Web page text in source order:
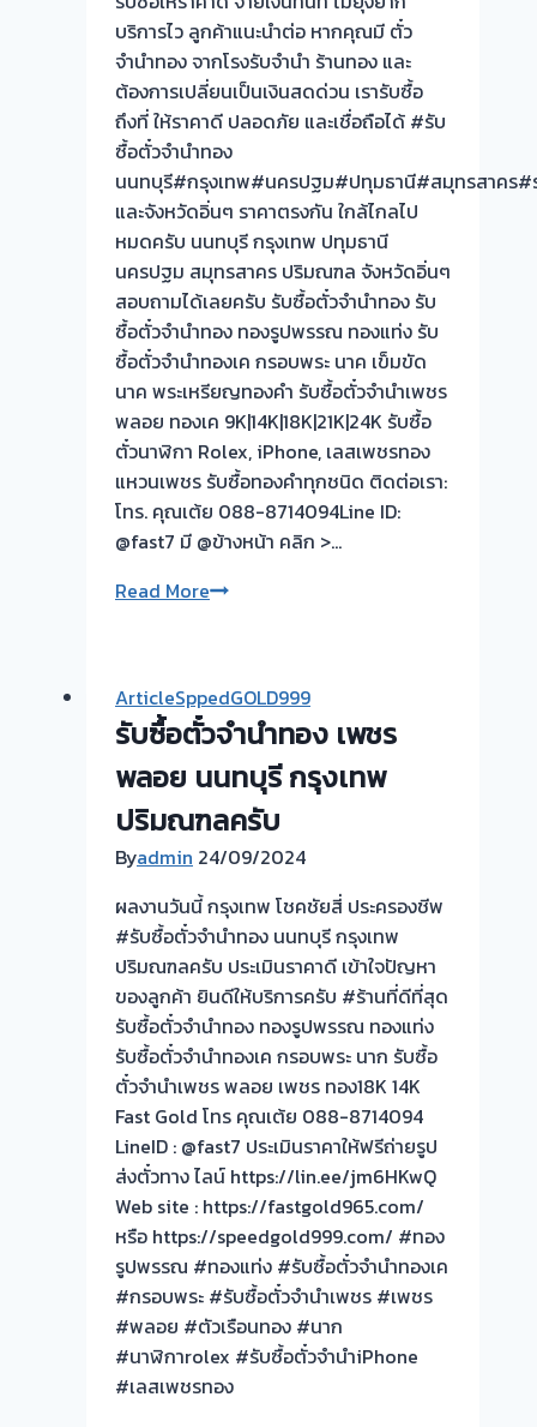
บริการไว ลูกค้าแนะนำต่อ หากคุณมี ตั๋ว
จำนำทอง จากโรงรับจำนำ ร้านทอง และ
ต้องการเปลี่ยนเป็นเงินสดด่วน เรารับซื้อ
ถึงที่ ให้ราคาดี ปลอดภัย และเชื่อถือได้ #รับ
ซื้อตั๋วจำนำทอง
นนทบุรี#กรุงเทพ#นครปฐม#ปทุมธานี#สมุทรสาคร#
และจังหวัดอิ่นๆ ราคาตรงกัน ใกล้ไกลไป
หมดครับ นนทบุรี กรุงเทพ ปทุมธานี
นครปฐม สมุทรสาคร ปริมณฑล จังหวัดอิ่นๆ
สอบถามได้เลยครับ รับซื้อตั๋วจำนำทอง รับ
ซื้อตั๋วจำนำทอง ทองรูปพรรณ ทองแท่ง รับ
ซื้อตั๋วจำนำทองเค กรอบพระ นาค เข็มขัด
นาค พระเหรียญทองคำ รับซื้อตั๋วจำนำเพชร
พลอย ทองเค 9K|14K|18K|21K|24K รับซื้อ
ตั๋วนาฬิกา Rolex, iPhone, เลสเพชรทอง
แหวนเพชร รับซื้อทองคำทุกชนิด ติดต่อเรา:
โทร. คุณเต้ย 088-8714094Line ID:
@fast7 มี @ข้างหน้า คลิก >…
Read Moreรับ
ทอง
รับ
ไถ่ถอน
ถึง
โรง
ร้าน
ทอง
ประเมิน
ตั๋ว
ฟรี
จ่าย
เงิน
ทันที
ไม่
ต้อง
รอ
จบ
หน้า
งาน
รับ
ซื้อ
ArticleSppedGOLD999
รับซื้อตั๋วจำนำทอง เพชร
พลอย นนทบุรี กรุงเทพ
ปริมณฑลครับ
Byadmin 24/09/2024
ผลงานวันนี้ กรุงเทพ โชคชัยสี่ ประครองชีพ
#รับซื้อตั๋วจำนำทอง นนทบุรี กรุงเทพ
ปริมณฑลครับ ประเมินราคาดี เข้าใจปัญหา
ของลูกค้า ยินดีให้บริการครับ #ร้านที่ดีที่สุด
รับซื้อตั๋วจำนำทอง ทองรูปพรรณ ทองแท่ง
รับซื้อตั๋วจำนำทองเค กรอบพระ นาก รับซื้อ
ตั๋วจำนำเพชร พลอย เพชร ทอง18K 14K
Fast Gold โทร คุณเต้ย 088-8714094
LineID : @fast7 ประเมินราคาให้ฟรีถ่ายรูป
ส่งตั๋วทาง ไลน์ https://lin.ee/jm6HKwQ
Web site : https://fastgold965.com/
หรือ https://speedgold999.com/ #ทอง
รูปพรรณ #ทองแท่ง #รับซื้อตั๋วจำนำทองเค
#กรอบพระ #รับซื้อตั๋วจำนำเพชร #เพชร
#พลอย #ตัวเรือนทอง #นาก
#นาฬิกาrolex #รับซื้อตั๋วจำนำiPhone
#เลสเพชรทอง